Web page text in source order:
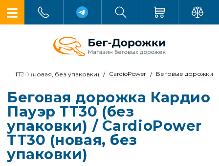
Беговые дорожки
CardioPower
TT30 (новая, без упаковки)
Беговая дорожка Кардио
Пауэр ТТ30 (без
упаковки) / CardioPower
TT30 (новая, без
упаковки)